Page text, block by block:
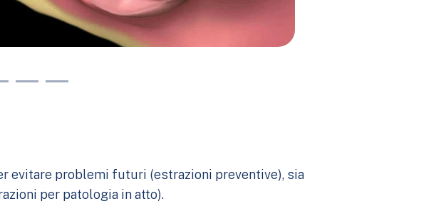
evitare problemi futuri (estrazioni preventive), sia
per patologia in atto).